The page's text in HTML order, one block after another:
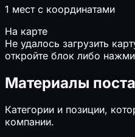
1 мест с координатами
На карте
Не удалось загрузить
откройте блок либо
Материалы
Категории и позиции,
компании.